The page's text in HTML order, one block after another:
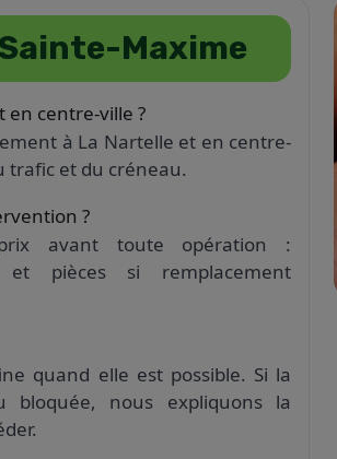
Maxime
en centre-ville ?
à La Nartelle et en centre-
trafic et du créneau.
?
avant toute opération :
et pièces si remplacement
quand elle est possible. Si la
bloquée, nous expliquons la